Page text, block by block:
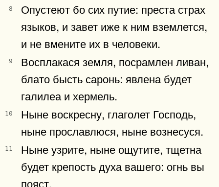
8
Опустеют бо сих путие: преста страх
языков, и завет иже к ним вземлется,
и не вмените их в человеки.
9
Восплакася земля, посрамлен ливан,
блато бысть саронь: явлена будет
галилеа и хермель.
10
Ныне воскресну, глаголет Господь,
ныне прославлюся, ныне вознесуся.
11
Ныне узрите, ныне ощутите, тщетна
будет крепость духа вашего: огнь вы
пояст.